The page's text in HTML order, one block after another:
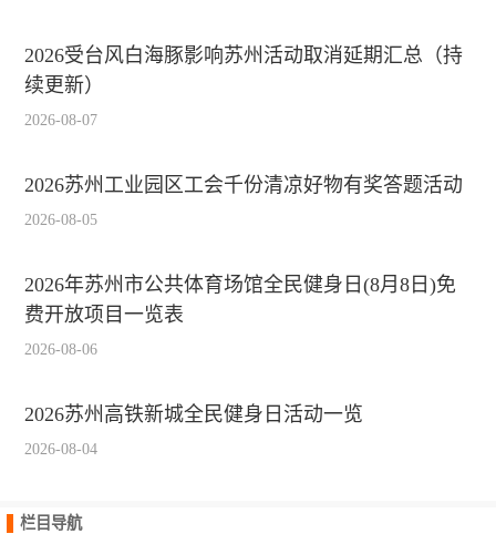
2026受台风白海豚影响苏州活动取消延期汇总（持
续更新）
2026-08-07
2026苏州工业园区工会千份清凉好物有奖答题活动
2026-08-05
2026年苏州市公共体育场馆全民健身日(8月8日)免
费开放项目一览表
2026-08-06
2026苏州高铁新城全民健身日活动一览
2026-08-04
栏目导航